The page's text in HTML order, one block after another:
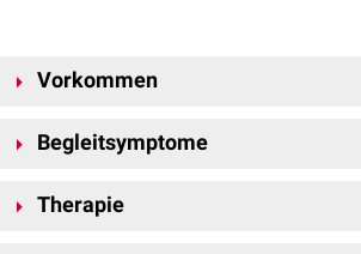
Vorkommen
auf der Grundlage von Erkrankungen mit
unter anderem bei:
Begleitsymptome
Therapie